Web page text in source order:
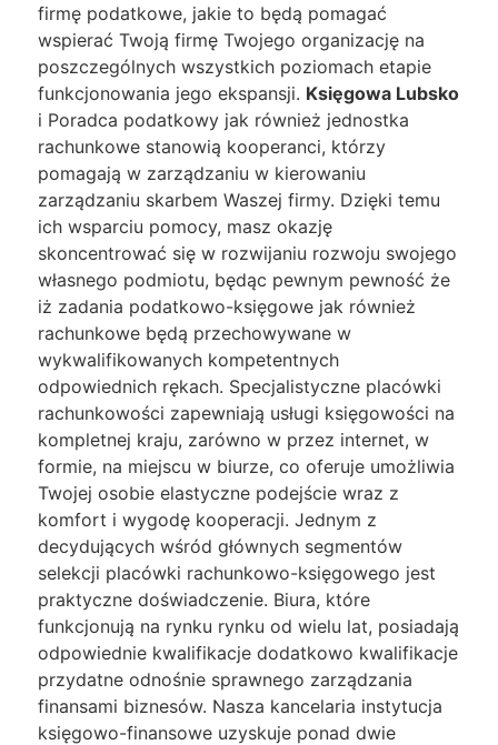
firmę podatkowe, jakie to będą pomagać
wspierać Twoją firmę Twojego organizację na
poszczególnych wszystkich poziomach etapie
funkcjonowania jego ekspansji. Księgowa Lubsko
i Poradca podatkowy jak również jednostka
rachunkowe stanowią kooperanci, którzy
pomagają w zarządzaniu w kierowaniu
zarządzaniu skarbem Waszej firmy. Dzięki temu
ich wsparciu pomocy, masz okazję
skoncentrować się w rozwijaniu rozwoju swojego
własnego podmiotu, będąc pewnym pewność że
iż zadania podatkowo-księgowe jak również
rachunkowe będą przechowywane w
wykwalifikowanych kompetentnych
odpowiednich rękach. Specjalistyczne placówki
rachunkowości zapewniają usługi księgowości na
kompletnej kraju, zarówno w przez internet, w
formie, na miejscu w biurze, co oferuje umożliwia
Twojej osobie elastyczne podejście wraz z
komfort i wygodę kooperacji. Jednym z
decydujących wśród głównych segmentów
selekcji placówki rachunkowo-księgowego jest
praktyczne doświadczenie. Biura, które
funkcjonują na rynku rynku od wielu lat, posiadają
odpowiednie kwalifikacje dodatkowo kwalifikacje
przydatne odnośnie sprawnego zarządzania
finansami biznesów. Nasza kancelaria instytucja
księgowo-finansowe uzyskuje ponad dwie